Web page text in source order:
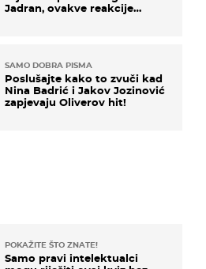
Jadran, ovakve reakcije
SAMO DOBRA PISMA
Poslušajte kako to zvuči kad
Nina Badrić i Jakov Jozinović
zapjevaju Oliverov hit!
POKAŽITE ŠTO ZNATE!
Samo pravi intelektualci